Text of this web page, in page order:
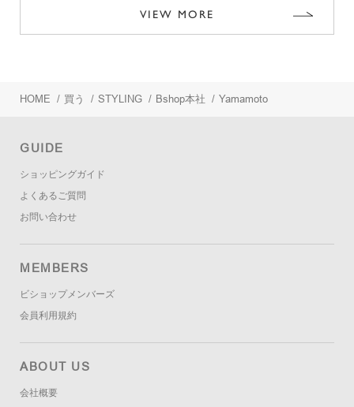
VIEW MORE
HOME / 買う / STYLING / Bshop本社 / Yamamoto
GUIDE
ショッピングガイド
よくあるご質問
お問い合わせ
MEMBERS
ビショップメンバーズ
会員利用規約
ABOUT US
会社概要